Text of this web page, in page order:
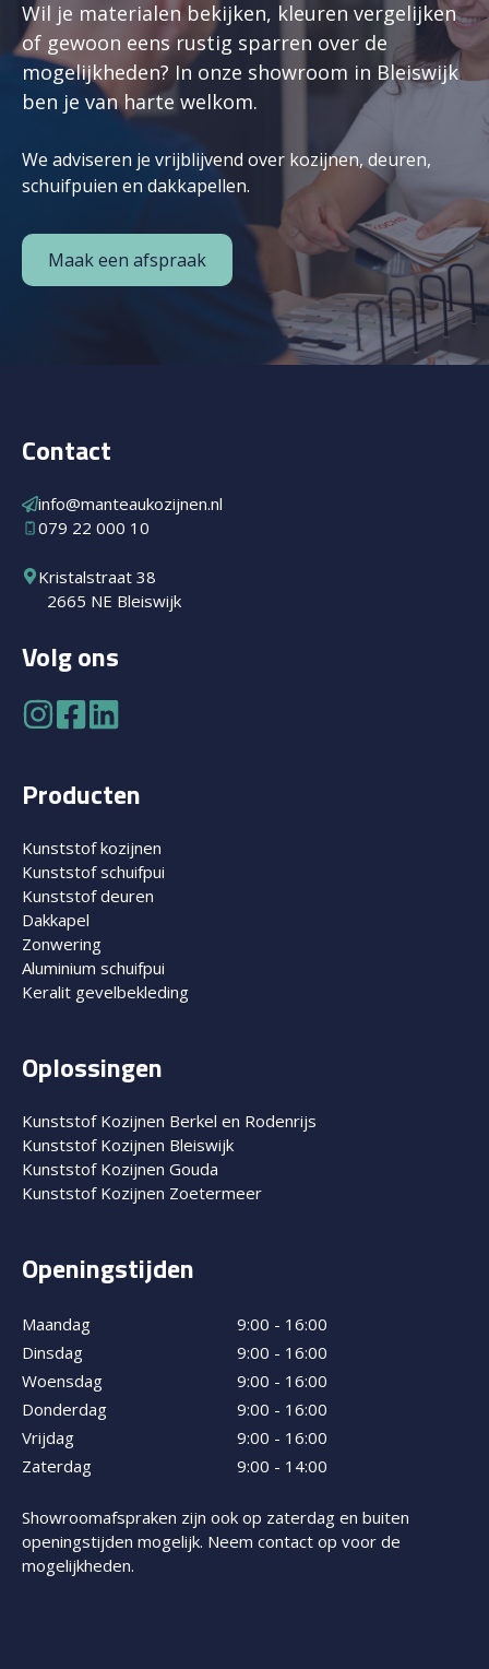
Wil je materialen bekijken, kleuren vergelijken
of gewoon eens rustig sparren over de
mogelijkheden? In onze showroom in Bleiswijk
ben je van harte welkom.
We adviseren je vrijblijvend over kozijnen, deuren,
schuifpuien en dakkapellen.
Maak een afspraak
Contact
info@manteaukozijnen.nl
079 22 000 10
Kristalstraat 38
2665 NE Bleiswijk
Volg ons
Producten
Kunststof kozijnen
Kunststof schuifpui
Kunststof deuren
Dakkapel
Zonwering
Aluminium schuifpui
Keralit gevelbekleding
Oplossingen
Kunststof Kozijnen Berkel en Rodenrijs
Kunststof Kozijnen Bleiswijk
Kunststof Kozijnen Gouda
Kunststof Kozijnen Zoetermeer
Openingstijden
Maandag
9:00 - 16:00
Dinsdag
9:00 - 16:00
Woensdag
9:00 - 16:00
Donderdag
9:00 - 16:00
Vrijdag
9:00 - 16:00
Zaterdag
9:00 - 14:00
Showroomafspraken zijn ook op zaterdag en buiten
openingstijden mogelijk. Neem contact op voor de
mogelijkheden.